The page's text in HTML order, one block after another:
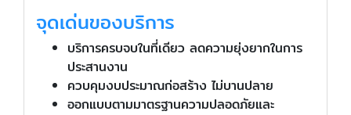
จุดเด่นของบริการ
บริการครบจบในที่เดียว ลดความยุ่งยากในการ
ประสานงาน
ควบคุมงบประมาณก่อสร้าง ไม่บานปลาย
ออกแบบตามมาตรฐานความปลอดภัยและ